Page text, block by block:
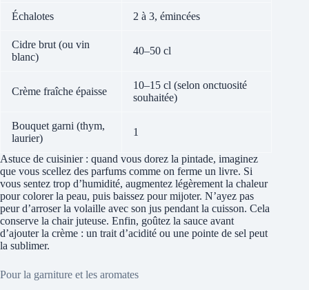
Échalotes 2 à 3, émincées
Cidre brut (ou vin
blanc)
40–50 cl
Crème fraîche épaisse
10–15 cl (selon onctuosité
souhaitée)
Bouquet garni (thym,
laurier)
1
Astuce de cuisinier : quand vous dorez la pintade, imaginez
que vous scellez des parfums comme on ferme un livre. Si
vous sentez trop d’humidité, augmentez légèrement la chaleur
pour colorer la peau, puis baissez pour mijoter. N’ayez pas
peur d’arroser la volaille avec son jus pendant la cuisson. Cela
conserve la chair juteuse. Enfin, goûtez la sauce avant
d’ajouter la crème : un trait d’acidité ou une pointe de sel peut
la sublimer.
Pour la garniture et les aromates